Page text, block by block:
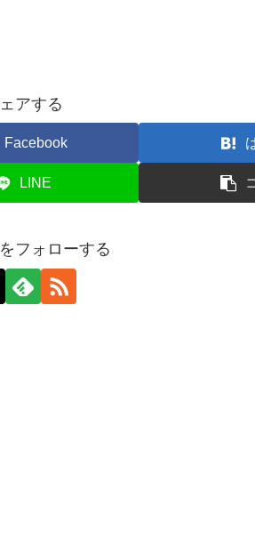
アする
Facebook
LINE
フォローする